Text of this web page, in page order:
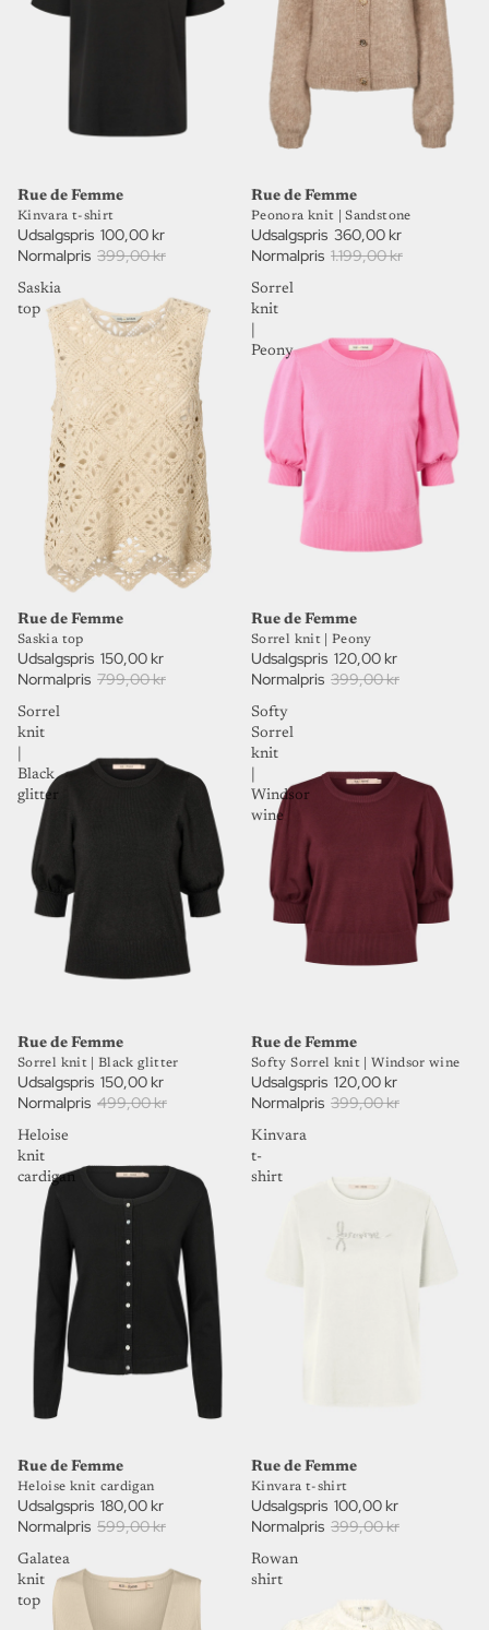
UDSALG
75%
Rue de Femme
Kinvara t-shirt
Udsalgspris 100,00 kr
Normalpris 399,00 kr
UDSALG
70%
Rue de Femme
Peonora knit | Sandstone
Udsalgspris 360,00 kr
Normalpris 1.199,00 kr
Saskia
top
UDSALG
Rue de Femme
Saskia top
Udsalgspris 150,00 kr
Normalpris 799,00 kr
Sorrel
knit
Peony
UDSALG
70%
Rue de Femme
Sorrel knit | Peony
Udsalgspris 120,00 kr
Normalpris 399,00 kr
Sorrel
knit
Black
glitter
UDSALG
70%
Rue de Femme
Sorrel knit | Black glitter
Udsalgspris 150,00 kr
Normalpris 499,00 kr
Softy
Sorrel
knit
Windsor
wine
UDSALG
70%
Rue de Femme
Softy Sorrel knit | Windsor wine
Udsalgspris 120,00 kr
Normalpris 399,00 kr
Heloise
knit
cardigan
UDSALG
70%
Rue de Femme
Heloise knit cardigan
Udsalgspris 180,00 kr
Normalpris 599,00 kr
Kinvara
t-
shirt
UDSALG
75%
Rue de Femme
Kinvara t-shirt
Udsalgspris 100,00 kr
Normalpris 399,00 kr
Galatea
knit
top
Rowan
shirt